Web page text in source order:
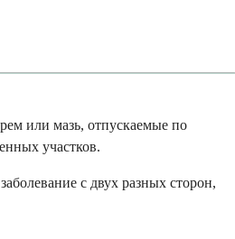
или мазь, отпускаемые по
участков.
с двух разных сторон,